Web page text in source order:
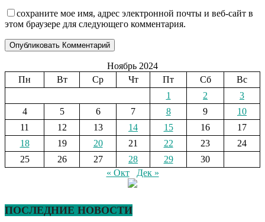
сохраните мое имя, адрес электронной почты и веб-сайт в
этом браузере для следующего комментария.
Ноябрь 2024
Пн
Вт Ср Чт Пт Сб
Вс
1
2
3
4
5 6 7 8 9
10
11
12 13 14 15 16
17
18
19 20 21 22 23
24
25
26 27 28 29
30
« Окт
Дек »
ПОСЛЕДНИЕ НОВОСТИ